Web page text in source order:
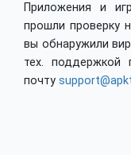
Приложения и
прошли проверку
вы обнаружили
тех.
почту